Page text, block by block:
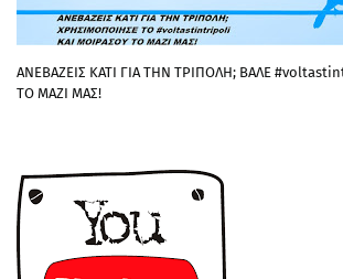
ΑΝΕΒΑΖΕΙΣ ΚΑΤΙ ΓΙΑ ΤΗΝ ΤΡΙΠΟΛΗ; ΒΑΛΕ
ΤΟ ΜΑΖΙ ΜΑΣ!